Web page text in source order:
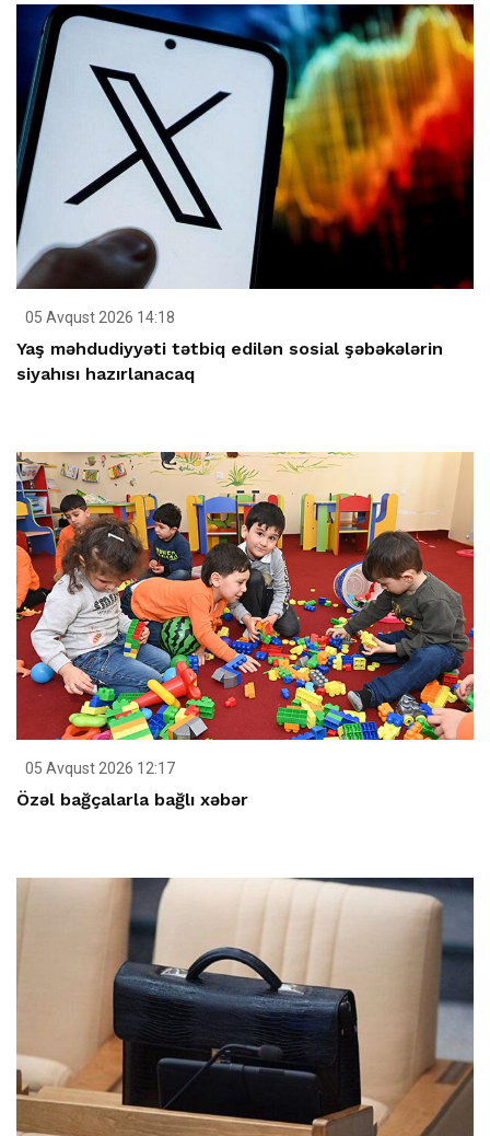
05 Avqust 2026 14:18
Yaş məhdudiyyəti tətbiq edilən sosial şəbəkələrin
siyahısı hazırlanacaq
05 Avqust 2026 12:17
Özəl bağçalarla bağlı xəbər